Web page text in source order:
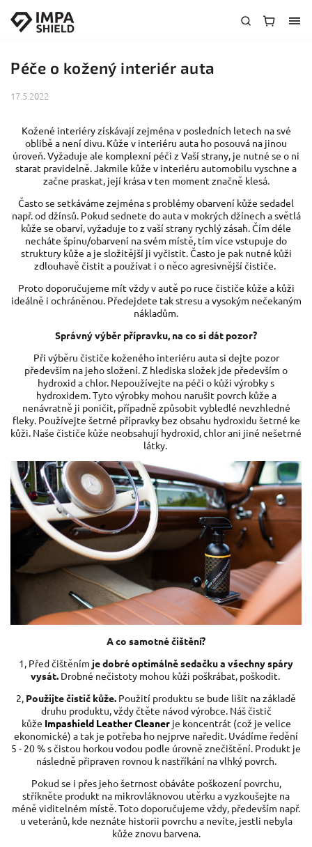
Péče o kožený interiér auta
17.5.2022
Kožené interiéry získávají zejména v posledních letech na své
oblibě a není divu. Kůže v interiéru auta ho posouvá na jinou
úroveň. Vyžaduje ale komplexní péči z Vaší strany, je nutné se o ni
starat pravidelně.Jakmile kůže v interiéru automobilu vyschne a
začne praskat, její krása v ten moment značně klesá.
Často se setkáváme zejména s problémy obarvení kůže sedadel
např. od džínsů. Pokud sednete do auta v mokrých džínech a světlá
kůže se obarví, vyžaduje to z vaší strany rychlý zásah. Čím déle
necháte špínu/obarvení na svém místě, tím více vstupuje do
struktury kůže a je složitější ji vyčistit. Často je pak nutné kůži
zdlouhavě čistit a používat i o něco agresivnější čističe.
Proto doporučujeme mít vždy v autě po ruce čističe kůže a kůži
ideálně i ochráněnou. Předejdete tak stresu a vysokým nečekaným
nákladům.
Správný výběr přípravku, na co si dát pozor?
Při výběru čističe koženého interiéru auta si dejte pozor
především na jeho složení. Z hlediska složek jde především o
hydroxid a chlor. Nepoužívejte na péči o kůži výrobky s
hydroxidem. Tyto výrobky mohou narušit povrch kůže a
nenávratně ji poničit, případně způsobit vybledlé nevzhledné
fleky. Používejte šetrné přípravky bez obsahu hydroxidu šetrné ke
kůži. Naše čističe kůže neobsahují hydroxid, chlor ani jiné nešetrné
látky.
A co samotné čištění?
1, Před čištěním je dobré optimálně sedačku a všechny spáry
vysát.Drobné nečistoty mohou kůži poškrábat, poškodit.
2, Použijte čistič kůže. Použití produktu se bude lišit na základě
druhu produktu, vždy čtěte návod výrobce. Náš čistič
kůže Impashield Leather Cleanerje koncentrát (což je velice
ekonomické) a tak je potřeba ho nejprve naředit. Uvádíme ředění
5 - 20 % s čistou horkou vodou podle úrovně znečištění. Produkt je
následně připraven rovnou k nastříkání na vlhký povrch.
Pokud se i přes jeho šetrnost obáváte poškození povrchu,
stříkněte produkt na mikrovláknovou utěrku a vyzkoušejte na
méně viditelném místě. Toto doporučujeme vždy, především např.
u veteránů, kde neznáte historii povrchu a nevíte, jestli nebyla
kůže znovu barvena.